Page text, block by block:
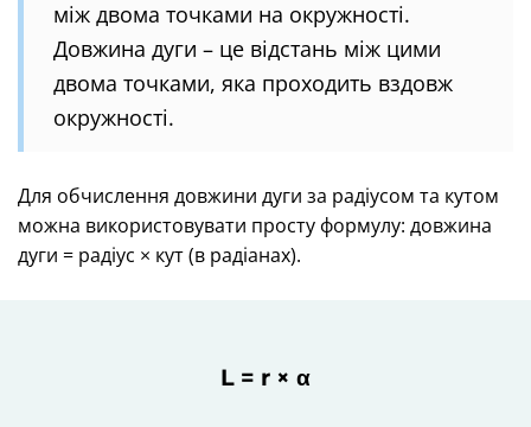
між двома точками на окружності.
Довжина дуги – це відстань між цими
двома точками, яка проходить вздовж
окружності.
Для обчислення довжини дуги за радіусом та кутом
можна використовувати просту формулу: довжина
дуги = радіус × кут (в радіанах).
L = r × α